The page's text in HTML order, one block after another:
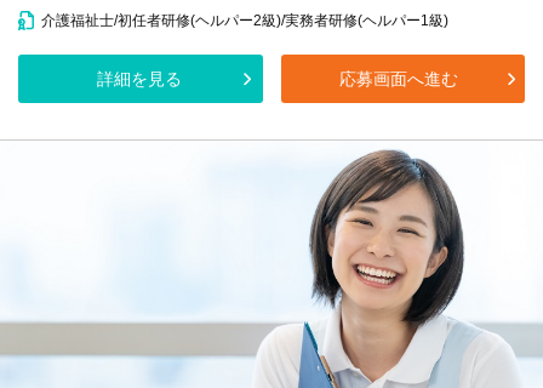
介護福祉士/初任者研修(ヘルパー2級)/実務者研修(ヘルパー1級)
詳細を見る 応募画面へ進む